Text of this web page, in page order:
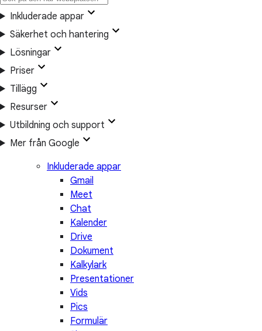
Inkluderade appar
Säkerhet och hantering
Lösningar
Priser
Tillägg
Resurser
Utbildning och support
Mer från Google
Inkluderade appar
Gmail
Meet
Chat
Kalender
Drive
Dokument
Kalkylark
Presentationer
Vids
Pics
Formulär